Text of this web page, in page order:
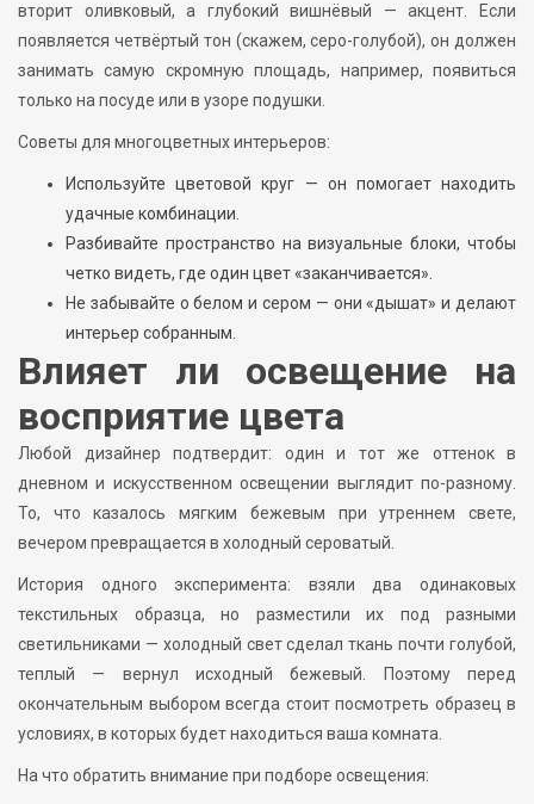
вторит оливковый, а глубокий вишнёвый — акцент. Если
появляется четвёртый тон (скажем, серо-голубой), он должен
занимать самую скромную площадь, например, появиться
только на посуде или в узоре подушки.
Советы для многоцветных интерьеров:
Используйте цветовой круг — он помогает находить
удачные комбинации.
Разбивайте пространство на визуальные блоки, чтобы
четко видеть, где один цвет «заканчивается».
Не забывайте о белом и сером — они «дышат» и делают
интерьер собранным.
Влияет ли освещение на
восприятие цвета
Любой дизайнер подтвердит: один и тот же оттенок в
дневном и искусственном освещении выглядит по-разному.
То, что казалось мягким бежевым при утреннем свете,
вечером превращается в холодный сероватый.
История одного эксперимента: взяли два одинаковых
текстильных образца, но разместили их под разными
светильниками — холодный свет сделал ткань почти голубой,
теплый — вернул исходный бежевый. Поэтому перед
окончательным выбором всегда стоит посмотреть образец в
условиях, в которых будет находиться ваша комната.
На что обратить внимание при подборе освещения: